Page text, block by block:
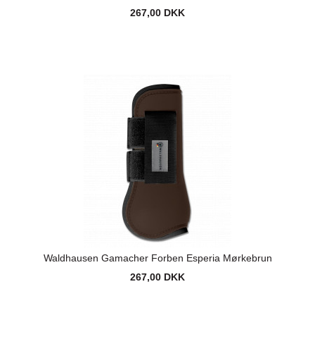
267,00 DKK
Waldhausen Gamacher Forben Esperia Mørkebrun
267,00 DKK